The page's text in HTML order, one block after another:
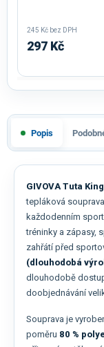
245 Kč bez DPH
297 Kč
Popis
GIVOVA Tuta
tepláková
každodenním
tréninky a zápasy,
zahřátí před
(dlouhodobá
dlouhodobě
doobjednávání
Souprava je
poměru 80 %